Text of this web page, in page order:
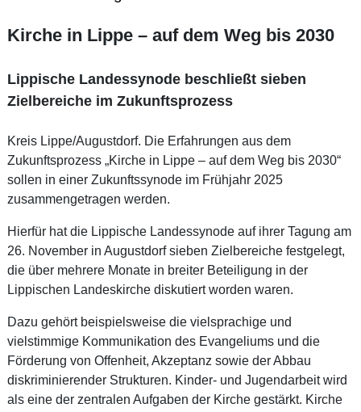
Kirche in Lippe – auf dem Weg bis 2030
Lippische Landessynode beschließt sieben
Zielbereiche im Zukunftsprozess
Kreis Lippe/Augustdorf. Die Erfahrungen aus dem
Zukunftsprozess „Kirche in Lippe – auf dem Weg bis 2030“
sollen in einer Zukunftssynode im Frühjahr 2025
zusammengetragen werden.
Hierfür hat die Lippische Landessynode auf ihrer Tagung am
26. November in Augustdorf sieben Zielbereiche festgelegt,
die über mehrere Monate in breiter Beteiligung in der
Lippischen Landeskirche diskutiert worden waren.
Dazu gehört beispielsweise die vielsprachige und
vielstimmige Kommunikation des Evangeliums und die
Förderung von Offenheit, Akzeptanz sowie der Abbau
diskriminierender Strukturen. Kinder- und Jugendarbeit wird
als eine der zentralen Aufgaben der Kirche gestärkt. Kirche